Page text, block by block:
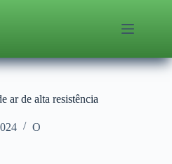
ar de alta resistência
O